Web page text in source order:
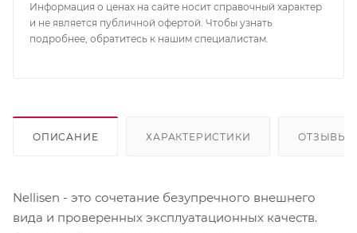
Информация о ценах на сайте носит справочный характер
и не является публичной офертой. Чтобы узнать
подробнее, обратитесь к нашим специалистам.
ОПИСАНИЕ ХАРАКТЕРИСТИКИ ОТЗЫВЫ
Nellisen - это сочетание безупречного внешнего
вида и проверенных эксплуатационных качеств.